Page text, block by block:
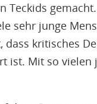
Teckids
sehr junge
dass kritisches
ist. Mit so